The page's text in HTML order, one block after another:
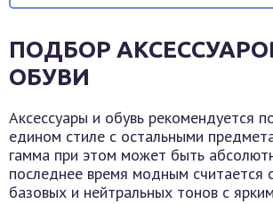
ПОДБОР
ОБУВИ
Аксессуары и обувь рекомендуется
едином стиле с остальными
гамма при этом может быть
последнее время модным считается
базовых и нейтральных тонов с